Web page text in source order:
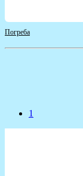
Погреба
1